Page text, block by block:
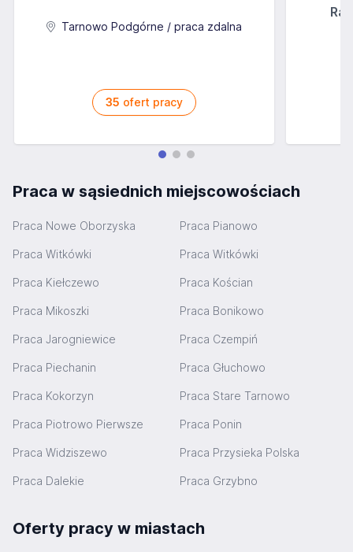
Tarnowo Podgórne / praca zdalna
35 ofert pracy
Praca w sąsiednich miejscowościach
Praca Nowe Oborzyska Praca Pianowo
Praca Witkówki Praca Witkówki
Praca Kiełczewo Praca Kościan
Praca Mikoszki Praca Bonikowo
Praca Jarogniewice Praca Czempiń
Praca Piechanin Praca Głuchowo
Praca Kokorzyn Praca Stare Tarnowo
Praca Piotrowo Pierwsze Praca Ponin
Praca Widziszewo Praca Przysieka Polska
Praca Dalekie Praca Grzybno
Oferty pracy w miastach